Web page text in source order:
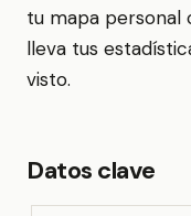
tu mapa personal
lleva tus
visto.
Datos clave